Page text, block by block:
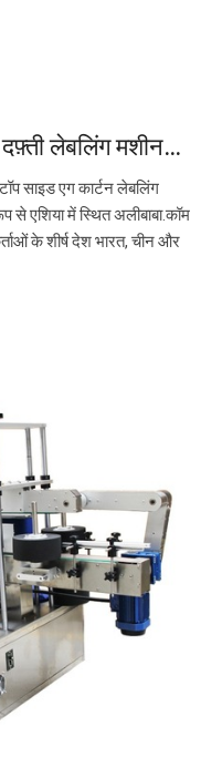
लेबलिंग मशीन…
साइड एग कार्टन लेबलिंग
से एशिया में स्थित अलीबाबा.कॉम
के शीर्ष देश भारत, चीन और